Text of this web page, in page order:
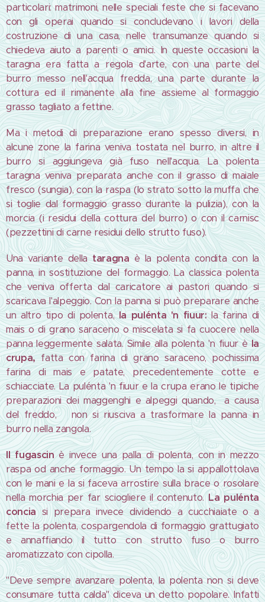
particolari: matrimoni, nelle speciali feste che si facevano
con gli operai quando si concludevano i lavori della
costruzione di una casa, nelle transumanze quando si
chiedeva aiuto a parenti o amici. In queste occasioni la
taragna era fatta a regola d'arte, con una parte del
burro messo nell'acqua fredda, una parte durante la
cottura ed il rimanente alla fine assieme al formaggio
grasso tagliato a fettine.
Ma i metodi di preparazione erano spesso diversi, in
alcune zone la farina veniva tostata nel burro, in altre il
burro si aggiungeva già fuso nell'acqua. La polenta
taragna veniva preparata anche con il grasso di maiale
fresco (sungia), con la raspa (lo strato sotto la muffa che
si toglie dal formaggio grasso durante la pulizia), con la
morcia (i residui della cottura del burro) o con il carnisc
(pezzettini di carne residui dello strutto fuso).
Una variante dellataragna è la polenta condita con la
panna, in sostituzione del formaggio. La classica polenta
che veniva offerta dal caricatore ai pastori quando si
scaricava l'alpeggio. Con la panna si può preparare anche
un altro tipo di polenta,la pulénta 'n fiuur:la farina di
mais o di grano saraceno o miscelata si fa cuocere nella
panna leggermente salata. Simile alla polenta 'n fiuur èla
crupa, fatta con farina di grano saraceno, pochissima
farina di mais e patate, precedentemente cotte e
schiacciate. La pulénta 'n fiuur e la crupa erano le tipiche
preparazioni dei maggenghi e alpeggi quando, a causa
del freddo, non si riusciva a trasformare la panna in
burro nella zangola.
Il fugascinè invece una palla di polenta, con in mezzo
raspa od anche formaggio. Un tempo la si appallottolava
con le mani e la si faceva arrostire sulla brace o rosolare
nella morchia per far sciogliere il contenuto.La pulénta
conciasi prepara invece dividendo a cucchiaiate o a
fette la polenta, cospargendola di formaggio grattugiato
e annaffiando il tutto con strutto fuso o burro
aromatizzato con cipolla.
"Deve sempre avanzare polenta, la polenta non si deve
consumare tutta calda" diceva un detto popolare. Infatti